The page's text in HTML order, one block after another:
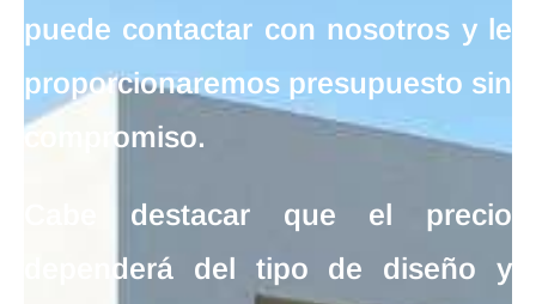
puede contactar con nosotros y le
proporcionaremos presupuesto sin
compromiso.
Cabe destacar que el precio
dependerá del tipo de diseño y